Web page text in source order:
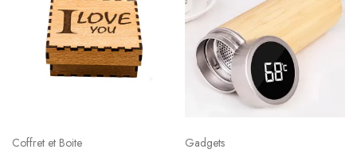
Coffret et Boite Gadgets